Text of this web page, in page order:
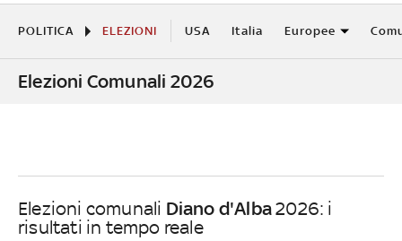
POLITICA ELEZIONI USA Italia Europee
Elezioni Comunali 2026
Elezioni comunali Diano d'Alba2026: i
risultati in tempo reale